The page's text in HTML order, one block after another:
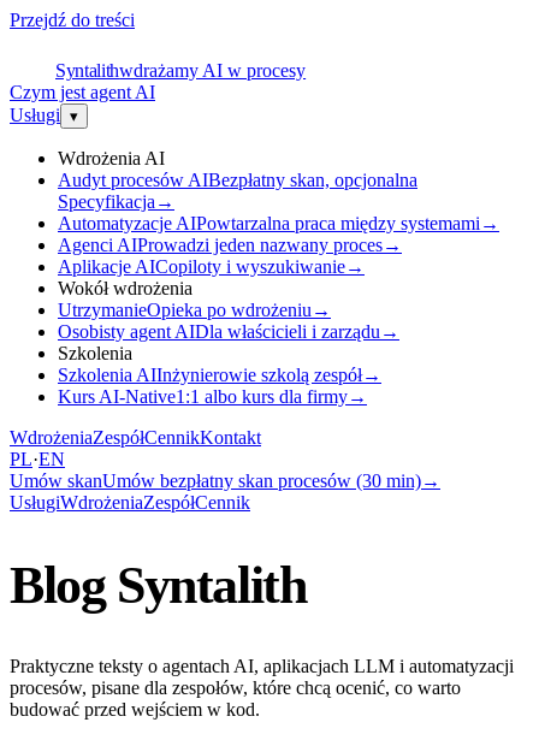
Przejdź do treści
Syntalithwdrażamy AI w procesy
Czym jest agent AI
Usługi ▾
Wdrożenia AI
Audyt procesów AIBezpłatny skan, opcjonalna
Specyfikacja →
Automatyzacje AIPowtarzalna praca między systemami →
Agenci AIProwadzi jeden nazwany proces→
Aplikacje AICopiloty i wyszukiwanie→
Wokół wdrożenia
UtrzymanieOpieka po wdrożeniu →
Osobisty agent AIDla właścicieli i zarządu →
Szkolenia
Szkolenia AIInżynierowie szkolą zespół→
Kurs AI-Native1:1 albo kurs dla firmy→
WdrożeniaZespółCennikKontakt
PL·EN
Umów skanUmów bezpłatny skan procesów (30 min)→
UsługiWdrożeniaZespółCennik
Blog Syntalith
Praktyczne teksty o agentach AI, aplikacjach LLM i automatyzacji
procesów, pisane dla zespołów, które chcą ocenić, co warto
budować przed wejściem w kod.